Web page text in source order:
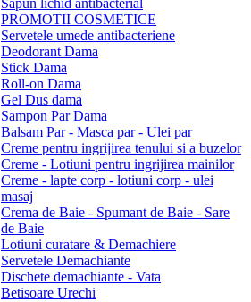
PROMOTII COSMETICE
Servetele umede antibacteriene
Deodorant Dama
Stick Dama
Roll-on Dama
Gel Dus dama
Sampon Par Dama
Balsam Par - Masca par - Ulei par
Creme pentru ingrijirea tenului si a buzelor
Creme - Lotiuni pentru ingrijirea mainilor
Creme - lapte corp - lotiuni corp - ulei
masaj
Crema de Baie - Spumant de Baie - Sare
de Baie
Lotiuni curatare & Demachiere
Servetele Demachiante
Dischete demachiante - Vata
Betisoare Urechi